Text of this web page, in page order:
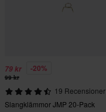
79 kr -20%
99 kr
19 Recensioner
Slangklämmor JMP 20-Pack